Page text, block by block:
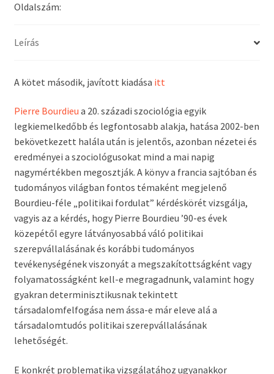
Oldalszám:
Leírás
A kötet második, javított kiadása itt
Pierre Bourdieu a 20. századi szociológia egyik
legkiemelkedőbb és legfontosabb alakja, hatása 2002-ben
bekövetkezett halála után is jelentős, azonban nézetei és
eredményei a szociológusokat mind a mai napig
nagymértékben megosztják. A könyv a francia sajtóban és
tudományos világban fontos témaként megjelenő
Bourdieu-féle „politikai fordulat” kérdéskörét vizsgálja,
vagyis az a kérdés, hogy Pierre Bourdieu ’90-es évek
közepétől egyre látványosabbá váló politikai
szerepvállalásának és korábbi tudományos
tevékenységének viszonyát a megszakítottságként vagy
folyamatosságként kell-e megragadnunk, valamint hogy
gyakran determinisztikusnak tekintett
társadalomfelfogása nem ássa-e már eleve alá a
társadalomtudós politikai szerepvállalásának
lehetőségét.
E konkrét problematika vizsgálatához ugyanakkor